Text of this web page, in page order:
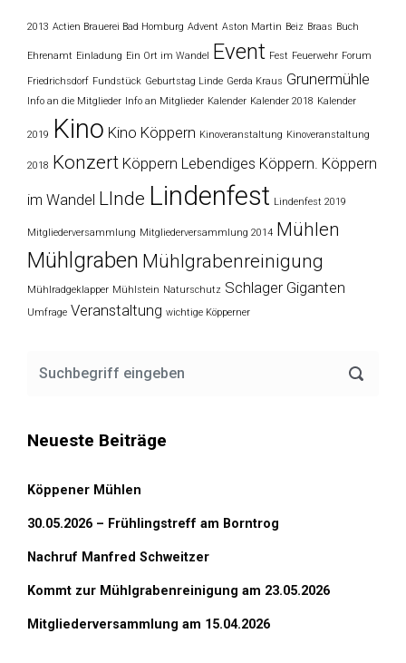
2013 Actien Brauerei Bad Homburg Advent Aston Martin Beiz Braas Buch
Ehrenamt Einladung Ein Ort im Wandel Event Fest Feuerwehr Forum
Friedrichsdorf Fundstück Geburtstag Linde Gerda Kraus Grunermühle
Info an die Mitglieder Info an Mitglieder Kalender Kalender 2018 Kalender
2019 Kino Kino Köppern Kinoveranstaltung Kinoveranstaltung
2018 Konzert Köppern Lebendiges Köppern. Köppern
im Wandel LInde Lindenfest Lindenfest 2019
Mitgliederversammlung Mitgliederversammlung 2014 Mühlen
Mühlgraben Mühlgrabenreinigung
Mühlradgeklapper Mühlstein Naturschutz Schlager Giganten
Umfrage Veranstaltung wichtige Köpperner
Neueste Beiträge
Köppener Mühlen
30.05.2026 – Frühlingstreff am Borntrog
Nachruf Manfred Schweitzer
Kommt zur Mühlgrabenreinigung am 23.05.2026
Mitgliederversammlung am 15.04.2026